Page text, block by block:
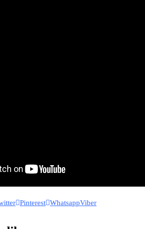
Pinterest WhatsappViber